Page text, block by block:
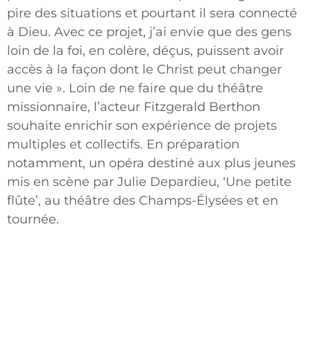
pire des situations et pourtant il sera connecté
à Dieu. Avec ce projet, j’ai envie que des gens
loin de la foi, en colère, déçus, puissent avoir
accès à la façon dont le Christ peut changer
une vie ». Loin de ne faire que du théâtre
missionnaire, l’acteur Fitzgerald Berthon
souhaite enrichir son expérience de projets
multiples et collectifs. En préparation
notamment, un opéra destiné aux plus jeunes
mis en scène par Julie Depardieu, ‘Une petite
flûte’, au théâtre des Champs-Élysées et en
tournée.